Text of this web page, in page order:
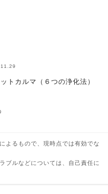
トカルマ（６つの浄化法）
よるもので、現時点では有効でな
ブルなどについては、自己責任に